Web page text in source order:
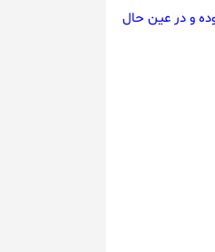
و در عین حال